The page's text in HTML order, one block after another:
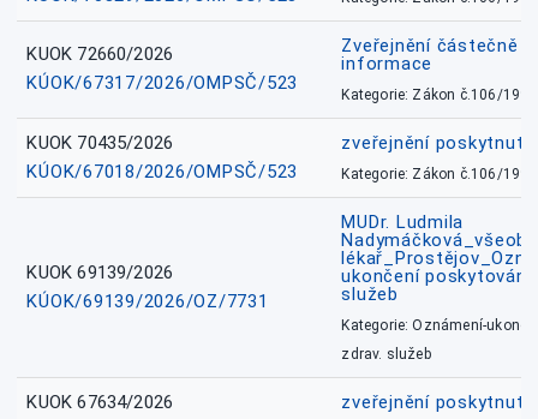
KUOK 72660/2026
KÚOK/67317/2026/OMPSČ/523
Zveřejnění částečně
informace
Kategorie: Zákon č.106/1999
KUOK 70435/2026
KÚOK/67018/2026/OMPSČ/523
zveřejnění
Kategorie: Zákon č.106/1999
KUOK 69139/2026
KÚOK/69139/2026/OZ/7731
MUDr. Ludmila
ukončení
služeb
Kategorie: Oznámení-
zdrav. služeb
KUOK 67634/2026
zveřejnění